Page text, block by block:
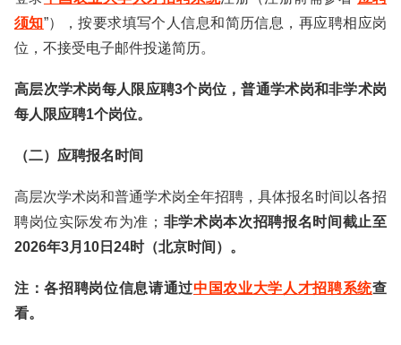
须知”），按要求填写个人信息和简历信息，再应聘相应岗
位，不接受电子邮件投递简历。
高层次学术岗每人限应聘3个岗位，普通学术岗和非学术岗
每人限应聘1个岗位。
（二）应聘报名时间
高层次学术岗和普通学术岗全年招聘，具体报名时间以各招
聘岗位实际发布为准； 非学术岗本次招聘报名时间截止至
2026年3月10日24时（北京时间）。
注：各招聘岗位信息请通过中国农业大学人才招聘系统查
看。